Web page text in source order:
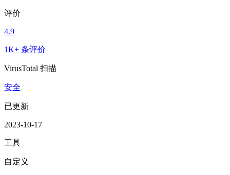
评价
4.9
1K+ 条评价
VirusTotal 扫描
安全
已更新
2023-10-17
工具
自定义